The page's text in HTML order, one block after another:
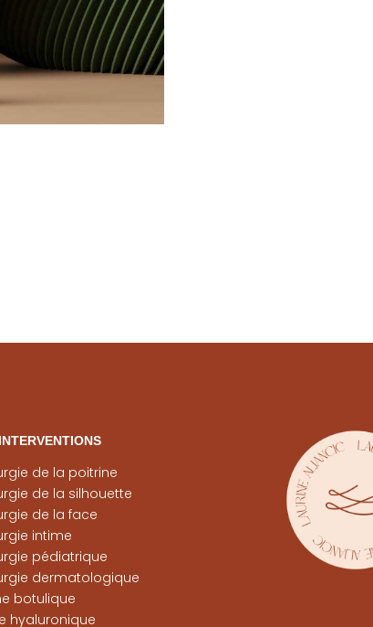
de la poitrine
de la silhouette
de la face
intime
pédiatrique
dermatologique
botulique
hyaluronique